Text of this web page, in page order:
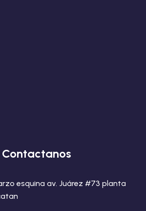
Contactanos
esquina av. Juárez #73 planta